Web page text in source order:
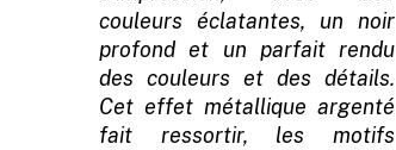
couleurs éclatantes, un noir
profond et un parfait rendu
des couleurs et des détails.
Cet effet métallique argenté
fait ressortir, les motifs